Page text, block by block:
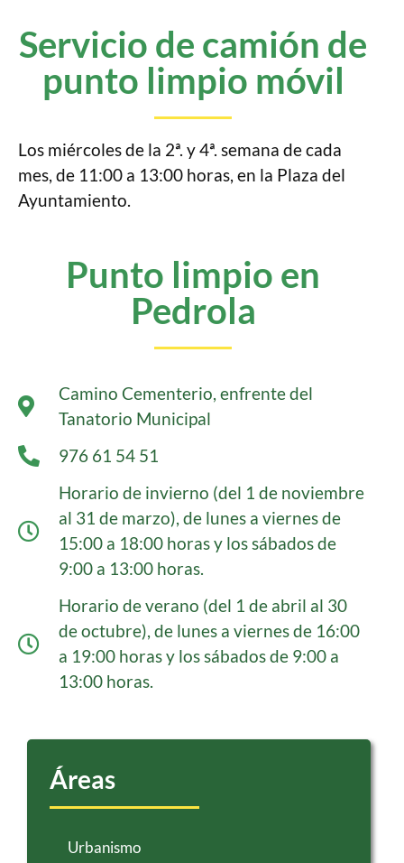
Servicio de camión de
punto limpio móvil
Los miércoles de la 2ª. y 4ª. semana de cada
mes, de 11:00 a 13:00 horas, en la Plaza del
Ayuntamiento.
Punto limpio en
Pedrola
Camino Cementerio, enfrente del
Tanatorio Municipal
976 61 54 51
Horario de invierno (del 1 de noviembre
al 31 de marzo), de lunes a viernes de
15:00 a 18:00 horas y los sábados de
9:00 a 13:00 horas.
Horario de verano (del 1 de abril al 30
de octubre), de lunes a viernes de 16:00
a 19:00 horas y los sábados de 9:00 a
13:00 horas.
Áreas
Urbanismo